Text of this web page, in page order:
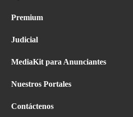
Premium
Judicial
MediaKit para Anunciantes
Nuestros Portales
Contáctenos